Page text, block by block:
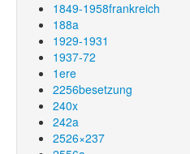
1849-1958frankreich
188a
1929-1931
1937-72
1ere
2256besetzung
240x
242a
2526×237